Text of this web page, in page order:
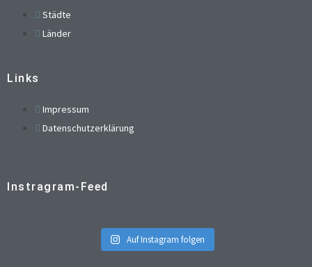
Städte
Länder
Links
Impressum
Datenschutzerklärung
Instragram-Feed
Auf Instagram folgen